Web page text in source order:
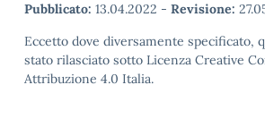
Pubblicato: 13.04.2022 - Revisione:
Eccetto dove diversamente specificato,
stato rilasciato sotto Licenza Creative
Attribuzione 4.0 Italia.